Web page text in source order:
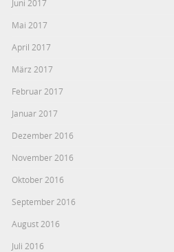
Juni 2017
Mai 2017
April 2017
März 2017
Februar 2017
Januar 2017
Dezember 2016
November 2016
Oktober 2016
September 2016
August 2016
Juli 2016